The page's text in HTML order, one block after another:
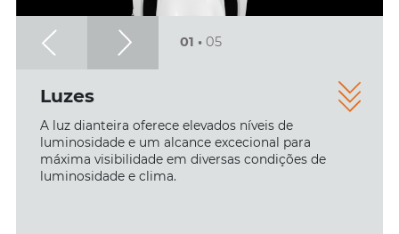
Luzes
A luz dianteira oferece elevados níveis de
luminosidade e um alcance excecional para
máxima visibilidade em diversas condições de
luminosidade e clima.
01 • 05